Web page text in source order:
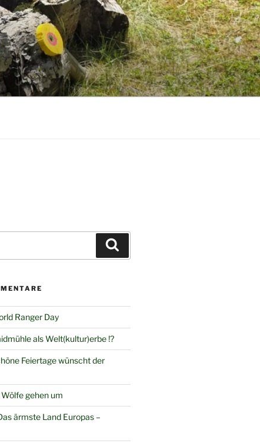
Ranger Day
als Welt(kultur)erbe !?
Feiertage wünscht der
Wölfe gehen um
ärmste Land Europas –